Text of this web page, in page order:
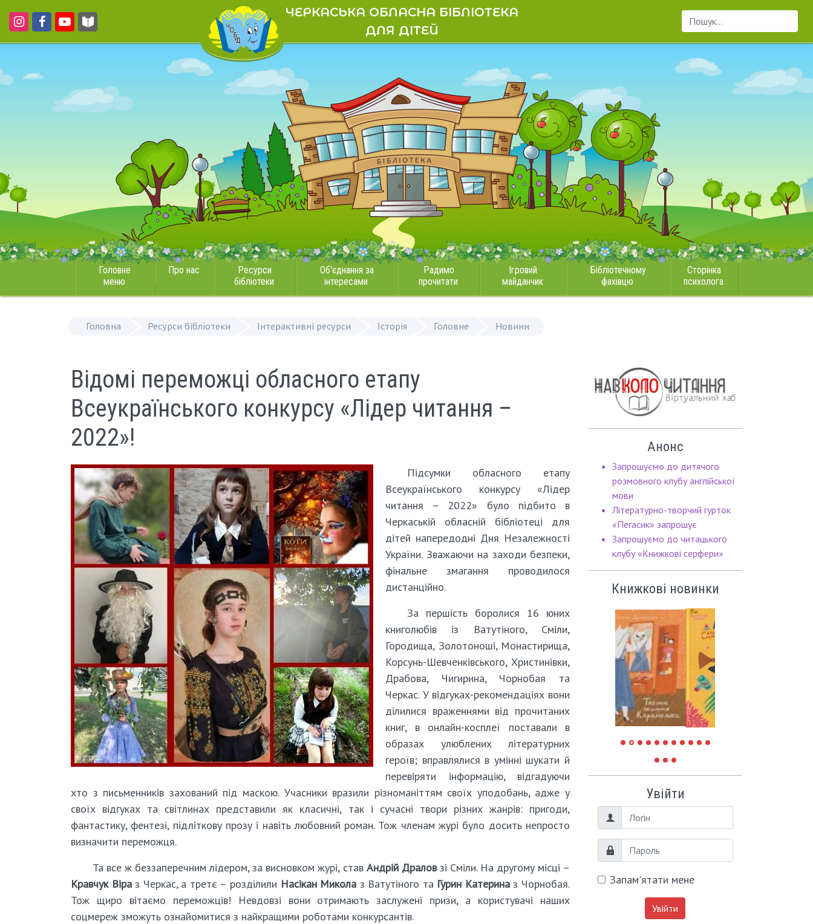
ЧЕРКАСЬКА ОБЛАСНА БІБЛІОТЕКА
ДЛЯ ДІТЕЙ
Пошук...
Головне
меню
Про нас
Ресурси
бібліотеки
Об'єднання за
інтересами
Радимо
прочитати
Ігровий
майданчик
Бібліотечному
фахівцю
Сторінка
психолога
Головна Ресурси бібліотеки Інтерактивні ресурси Історія Головне Новини
Відомі переможці обласного етапу
Всеукраїнського конкурсу «Лідер читання –
2022»!
Підсумки обласного етапу
Всеукраїнського конкурсу «Лідер
читання – 2022» було підбито в
Черкаській обласній бібліотеці для
дітей напередодні Дня Незалежності
України. Зважаючи на заходи безпеки,
фінальне змагання проводилося
дистанційно.
За першість боролися 16 юних
книголюбів із Ватутіного, Сміли,
Городища, Золотоноші, Монастирища,
Корсунь-Шевченківського, Христинівки,
Драбова, Чигирина, Чорнобая та
Черкас. У відгуках-рекомендаціях вони
ділилися враженнями від прочитаних
книг, в онлайн-косплеї поставали в
образах улюблених літературних
героїв; вправлялися в умінні шукати й
перевіряти інформацію, відгадуючи
хто з письменників захований під маскою. Учасники вразили різноманіттям своїх уподобань, адже у
своїх відгуках та світлинах представили як класичні, так і сучасні твори різних жанрів: пригоди,
фантастику, фентезі, підліткову прозу і навіть любовний роман. Тож членам журі було досить непросто
визначити переможця.
Та все ж беззаперечним лідером, за висновком журі, став Андрій Драловзі Сміли. На другому місці –
Кравчук Віраз Черкас, а третє – розділили Насікан Микола з Ватутіного та Гурин Катериназ Чорнобая.
Тож щиро вітаємо переможців! Невдовзі вони отримають заслужені призи, а користувачі наших
соцмереж зможуть ознайомитися з найкращими роботами конкурсантів.
Анонс
Запрошуємо до дитячого
розмовного клубу англійської
мови
Літературно-творчий гурток
«Пегасик» запрошує
Запрошуємо до читацького
клубу «Книжкові серфери»
Книжкові новинки
Увійти
Логін
Пароль
Запам'ятати мене
Увійти